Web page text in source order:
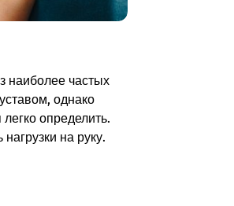
наиболее частых
однако
определить.
на руку.